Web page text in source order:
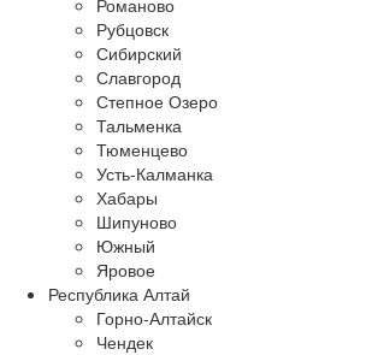
Рубцовск
Сибирский
Славгород
Степное Озеро
Тальменка
Тюменцево
Усть-Калманка
Хабары
Шипуново
Южный
Яровое
Республика Алтай
Горно-Алтайск
Чендек